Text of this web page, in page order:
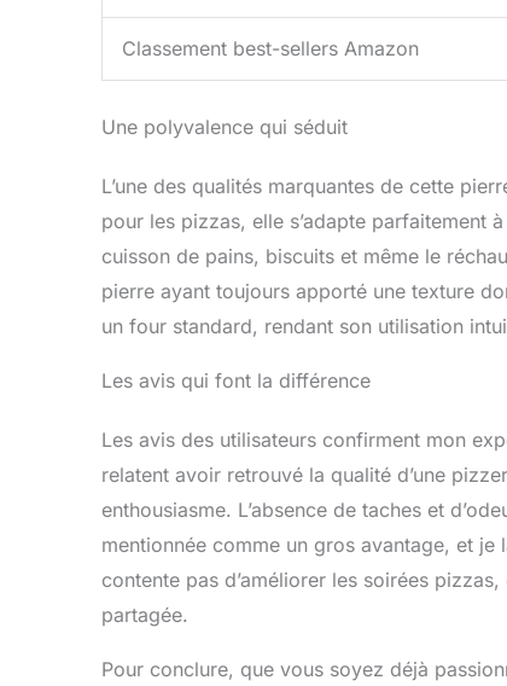
Classement best-sellers Amazon
Une polyvalence qui séduit
L’une des qualités marquantes de cette
pour les pizzas, elle s’adapte parfaitement
cuisson de pains, biscuits et même le
pierre ayant toujours apporté une texture
un four standard, rendant son utilisation
Les avis qui font la différence
Les avis des utilisateurs confirment mon
relatent avoir retrouvé la qualité d’une
enthousiasme. L’absence de taches et
mentionnée comme un gros avantage, et
contente pas d’améliorer les soirées
partagée.
Pour conclure, que vous soyez déjà